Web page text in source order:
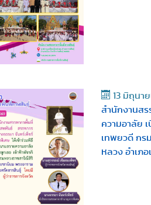
13 มิถุนา
สำนักงานสร
ความอาลัย
เทพยวดี กร
หลวง อำเภ